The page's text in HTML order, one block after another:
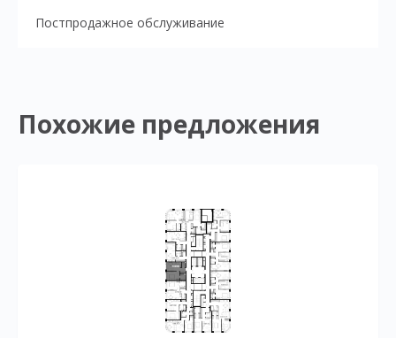
Постпродажное обслуживание
Похожие предложения